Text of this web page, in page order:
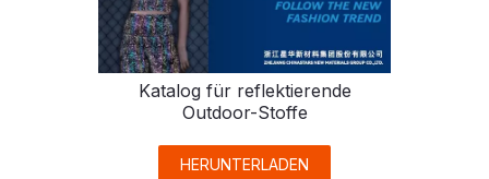
Katalog für reflektierende
Outdoor-Stoffe
HERUNTERLADEN